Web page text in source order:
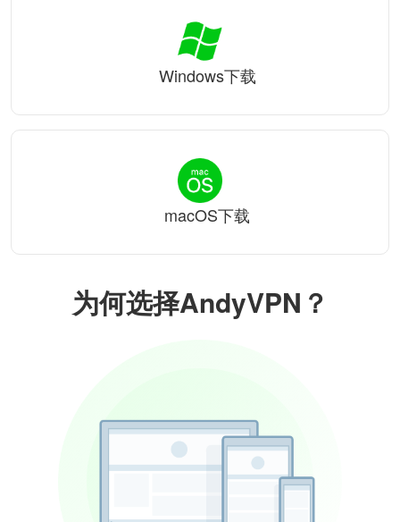
为何选择AndyVPN？
Windows下载
macOS下载